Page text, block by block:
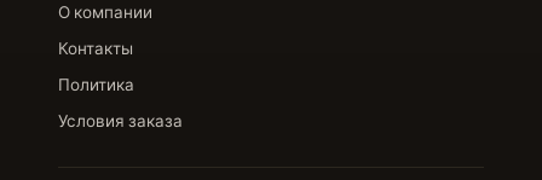
О компании
Контакты
Политика
Условия заказа